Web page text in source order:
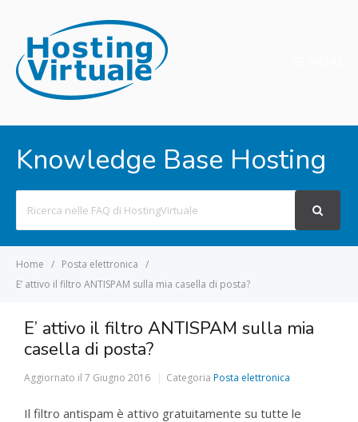
Knowledge Base Hosting
For
Home
Posta elettronica
E’ attivo il filtro ANTISPAM sulla mia casella di posta?
E’ attivo il filtro ANTISPAM sulla mia
casella di posta?
Aggiornato il 7 Giugno 2016 Categoria Posta elettronica
Il filtro antispam è attivo gratuitamente su tutte le